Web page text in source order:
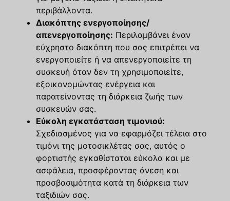
περιβάλλοντα.
Διακόπτης ενεργοποίησης/
απενεργοποίησης: Περιλαμβάνει έναν
εύχρηστο διακόπτη που σας επιτρέπει να
ενεργοποιείτε ή να απενεργοποιείτε τη
συσκευή όταν δεν τη χρησιμοποιείτε,
εξοικονομώντας ενέργεια και
παρατείνοντας τη διάρκεια ζωής των
συσκευών σας.
Εύκολη εγκατάσταση τιμονιού:
Σχεδιασμένος για να εφαρμόζει τέλεια στο
τιμόνι της μοτοσικλέτας σας, αυτός ο
φορτιστής εγκαθίσταται εύκολα και με
ασφάλεια, προσφέροντας άνεση και
προσβασιμότητα κατά τη διάρκεια των
ταξιδιών σας.